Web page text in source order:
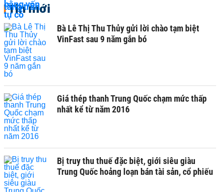
Tin mới
Bà Lê Thị Thu Thủy gửi lời chào tạm biệt
VinFast sau 9 năm gắn bó
Giá thép thanh Trung Quốc chạm mức thấp
nhất kể từ năm 2016
Bị truy thu thuế đặc biệt, giới siêu giàu
Trung Quốc hoảng loạn bán tài sản, cổ phiếu